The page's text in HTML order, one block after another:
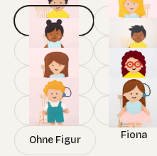
Leon Svenja
Nishtha Naman
Vicky Lotta
Ben Fiona
Ohne Figur